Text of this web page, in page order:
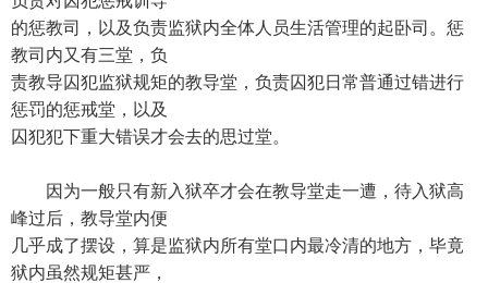
的惩教司，以及负责监狱内全体人员生活管理的起卧司。惩
教司内又有三堂，负
责教导囚犯监狱规矩的教导堂，负责囚犯日常普通过错进行
惩罚的惩戒堂，以及
囚犯犯下重大错误才会去的思过堂。
因为一般只有新入狱卒才会在教导堂走一遭，待入狱高
峰过后，教导堂内便
几乎成了摆设，算是监狱内所有堂口内最冷清的地方，毕竟
狱内虽然规矩甚严，